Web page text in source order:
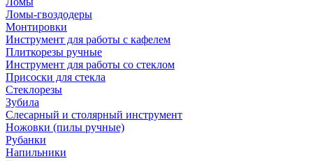
Ломы-гвоздодеры
Монтировки
Инструмент для работы с кафелем
Плиткорезы ручные
Инструмент для работы со стеклом
Присоски для стекла
Стеклорезы
Зубила
Слесарный и столярный инструмент
Ножовки (пилы ручные)
Рубанки
Напильники